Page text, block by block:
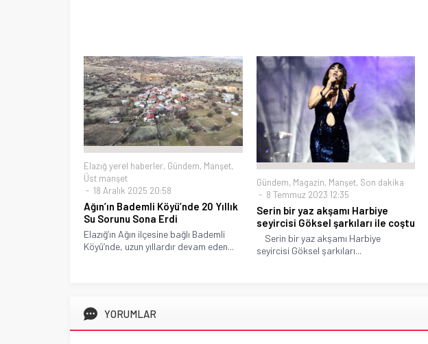
Elazığ yerel haberler, Gündem, Manşet,
Üst manşet
18 Aralık 2025 20:58
Ağın’ın Bademli Köyü’nde 20 Yıllık
Su Sorunu Sona Erdi
Elazığ’ın Ağın ilçesine bağlı Bademli
Köyü’nde, uzun yıllardır devam eden...
Gündem, Magazin, Manşet, Son dakika
8 Temmuz 2023 12:35
Serin bir yaz akşamı Harbiye
seyircisi Göksel şarkıları ile coştu
Serin bir yaz akşamı Harbiye
seyircisi Göksel şarkıları...
YORUMLAR